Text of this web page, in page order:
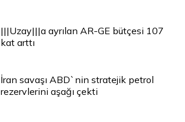
|||Uzay|||a ayrılan AR-GE bütçesi 107
kat arttı
İran savaşı ABD`nin stratejik petrol
rezervlerini aşağı çekti